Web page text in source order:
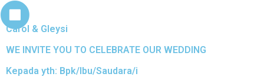
Carol & Gleysi
WE INVITE YOU TO CELEBRATE OUR WEDDING
Kepada yth: Bpk/Ibu/Saudara/i